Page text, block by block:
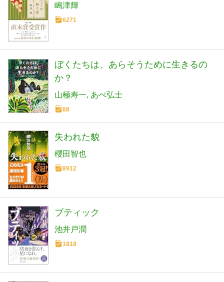
嶋津輝
6271
ぼくたちは、あらそうために生きるの
か？
山極寿一 あべ弘士
88
失われた貌
櫻田智也
8912
ブティック
池井戸潤
1818